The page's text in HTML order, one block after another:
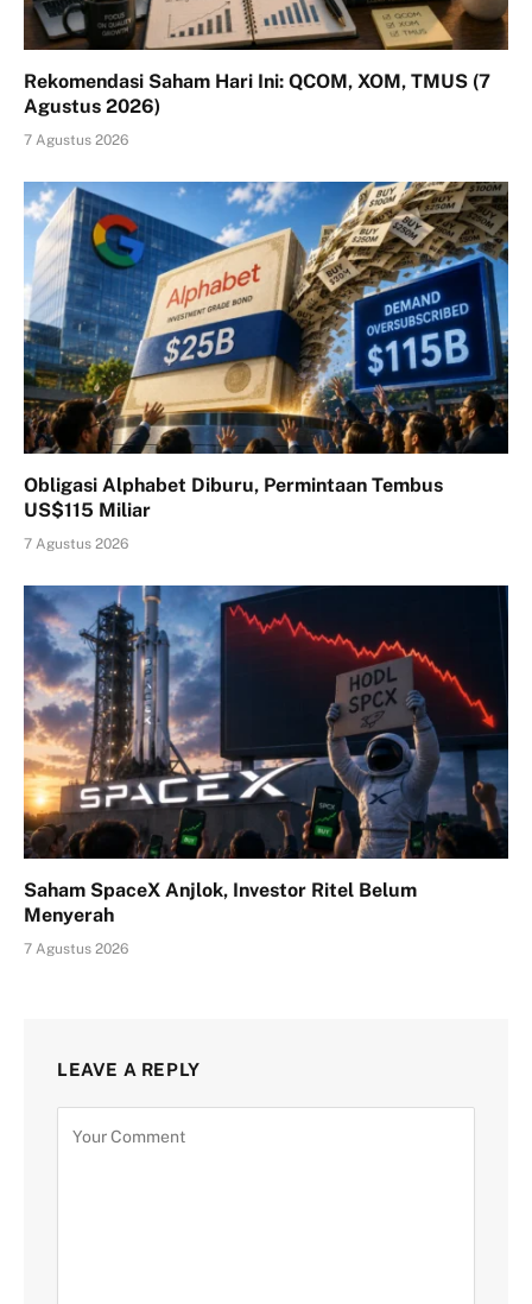
Rekomendasi Saham Hari Ini: QCOM, XOM, TMUS (7
Agustus 2026)
7 Agustus 2026
Obligasi Alphabet Diburu, Permintaan Tembus
US$115 Miliar
7 Agustus 2026
Saham SpaceX Anjlok, Investor Ritel Belum
Menyerah
7 Agustus 2026
LEAVE A REPLY